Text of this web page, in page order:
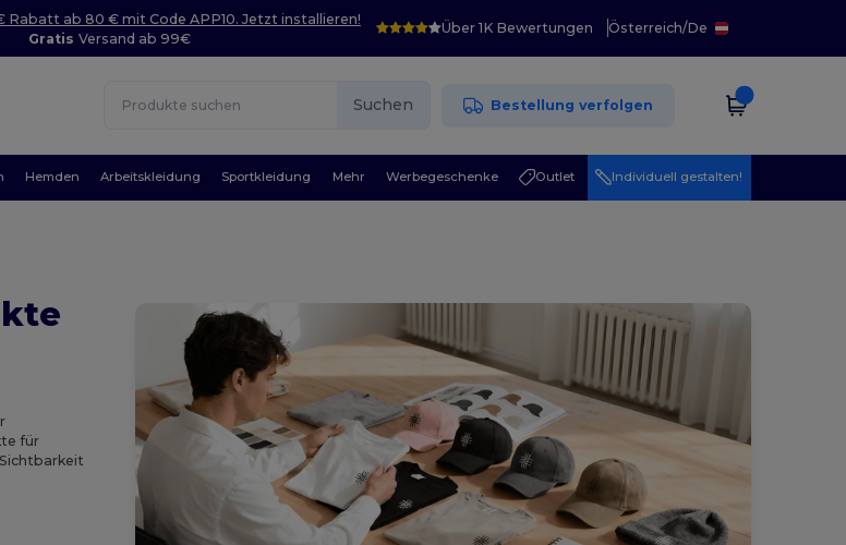
Rabatt ab 80 € mit Code APP10. Jetzt installieren!
Gratis Versand ab 99€
Über 1K Bewertungen Österreich/De
Suchen Bestellung verfolgen
Hemden Arbeitskleidung Sportkleidung Mehr Werbegeschenke Outlet Individuell gestalten!
für